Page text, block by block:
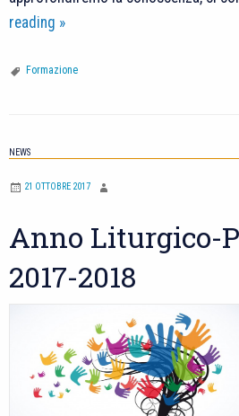
reading Riprende
cammino
via
sempre
»
Formazione
NEWS
21 OTTOBRE 2017
Anno Liturgico-
2017-2018